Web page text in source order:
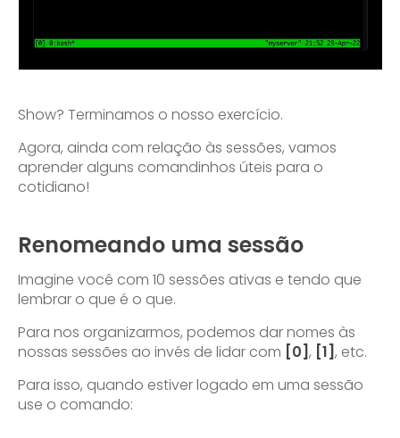
Show? Terminamos o nosso exercício.
Agora, ainda com relação às sessões, vamos
aprender alguns comandinhos úteis para o
cotidiano!
Renomeando uma sessão
Imagine você com 10 sessões ativas e tendo que
lembrar o que é o que.
Para nos organizarmos, podemos dar nomes às
nossas sessões ao invés de lidar com [0], [1], etc.
Para isso, quando estiver logado em uma sessão
use o comando: